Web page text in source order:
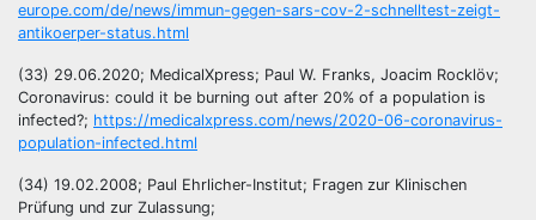
europe.com/de/news/immun-gegen-sars-cov-2-schnelltest-zeigt-
antikoerper-status.html
(33) 29.06.2020; MedicalXpress; Paul W. Franks, Joacim Rocklöv;
Coronavirus: could it be burning out after 20% of a population is
infected?; https://medicalxpress.com/news/2020-06-coronavirus-
population-infected.html
(34) 19.02.2008; Paul Ehrlicher-Institut; Fragen zur Klinischen
Prüfung und zur Zulassung;